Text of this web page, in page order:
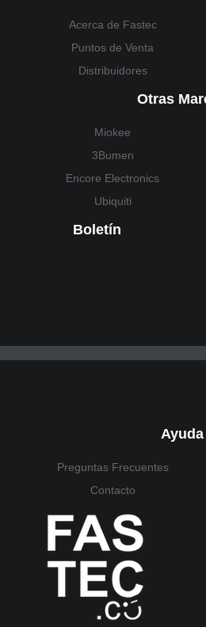
Acerca de Fastec
Puntos de Venta
Distribuidores
Otras
Miokee
3Bumen
Encore Electronics
Ubiquiti
Boletín
Ayuda
Preguntas Frecuentes
Contacto